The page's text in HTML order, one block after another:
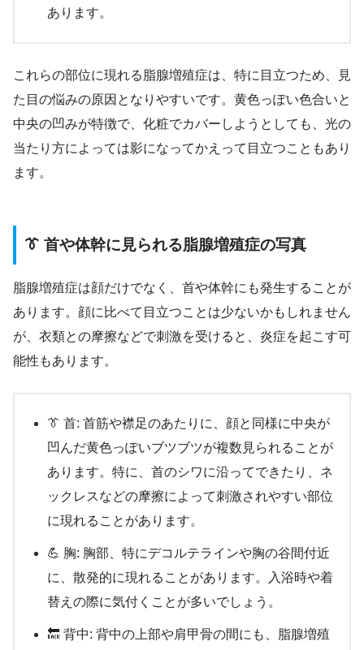
あります。
これらの部位に現れる脂腺増殖症は、特に目立つため、見
た目の悩みの原因となりやすいです。黄色っぽい色合いと
中央の凹みが特徴で、化粧でカバーしようとしても、光の
当たり方によっては影になってかえって目立つこともあり
ます。
👔 首や体幹に見られる脂腺増殖症の写真
脂腺増殖症は顔だけでなく、首や体幹にも発生することが
あります。顔に比べて目立つことは少ないかもしれません
が、衣類との摩擦などで刺激を受けると、炎症を起こす可
能性もあります。
👔 首: 首筋や襟足のあたりに、顔と同様に中央が
凹んだ黄色っぽいブツブツが複数見られることが
あります。特に、首のシワに沿ってできたり、ネ
ックレスなどの摩擦によって刺激されやすい部位
に現れることがあります。
💪 胸: 胸部、特にデコルテラインや胸の谷間付近
に、散発的に現れることがあります。入浴時や着
替えの際に気付くことが多いでしょう。
🔙 背中: 背中の上部や肩甲骨の間にも、脂腺増殖